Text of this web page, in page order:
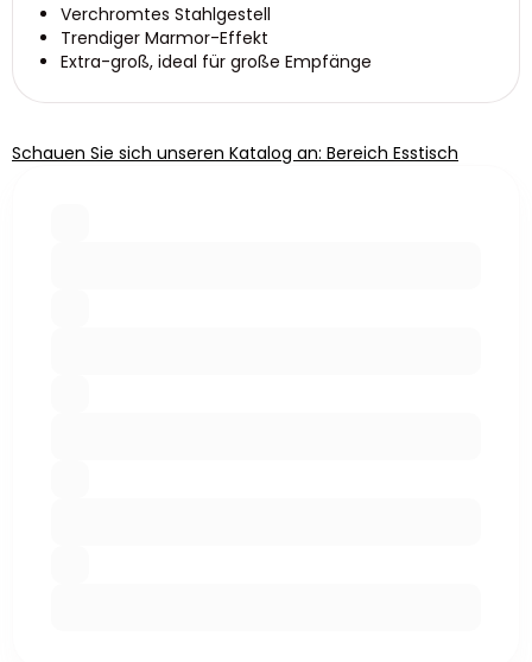
Verchromtes Stahlgestell
Trendiger Marmor-Effekt
Extra-groß, ideal für große Empfänge
Schauen Sie sich unseren Katalog an: Bereich Esstisch